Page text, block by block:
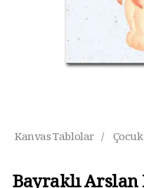
Kanvas Tablolar / Çocuk